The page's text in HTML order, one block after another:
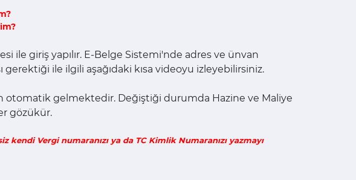
ile giriş yapılır. E-Belge Sistemi'nde adres ve ünvan
ile ilgili aşağıdaki kısa videoyu izleyebilirsiniz.
otomatik gelmektedir. Değiştiği durumda Hazine ve Maliye
gözükür.
Vergi numaranızı ya da TC Kimlik Numaranızı yazmayı